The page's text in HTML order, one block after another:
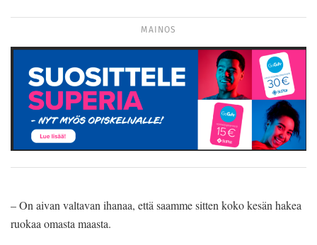
MAINOS
– On aivan valtavan ihanaa, että saamme sitten koko kesän hakea
ruokaa omasta maasta.